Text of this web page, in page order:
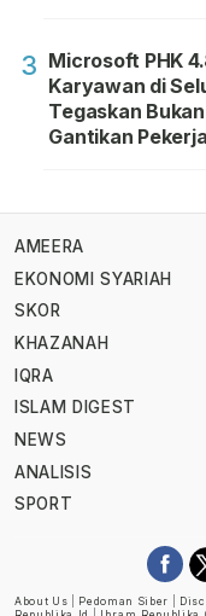
3 Microsoft PHK
Karyawan di
Tegaskan
Gantikan Pekerja
AMEERA
EKONOMI SYARIAH
SKOR
KHAZANAH
IQRA
ISLAM DIGEST
NEWS
ANALISIS
SPORT
About Us Pedoman Siber